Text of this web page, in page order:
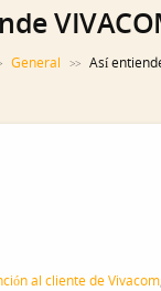
General >> Así
al cliente de Vivacom